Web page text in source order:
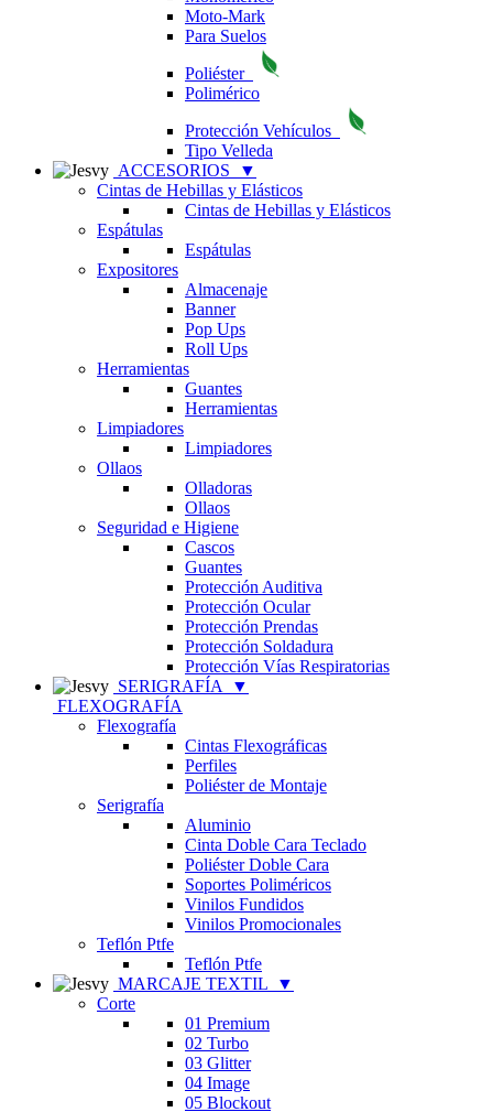
Moto-Mark
Para Suelos
Poliéster
Polimérico
Protección Vehículos
Tipo Velleda
ACCESORIOS
▼
Cintas de Hebillas y Elásticos
Cintas de Hebillas y Elásticos
Espátulas
Espátulas
Expositores
Almacenaje
Banner
Pop Ups
Roll Ups
Herramientas
Guantes
Herramientas
Limpiadores
Limpiadores
Ollaos
Olladoras
Ollaos
Seguridad e Higiene
Cascos
Guantes
Protección Auditiva
Protección Ocular
Protección Prendas
Protección Soldadura
Protección Vías Respiratorias
SERIGRAFÍA
▼
FLEXOGRAFÍA
Flexografía
Cintas Flexográficas
Perfiles
Poliéster de Montaje
Serigrafía
Aluminio
Cinta Doble Cara Teclado
Poliéster Doble Cara
Soportes Poliméricos
Vinilos Fundidos
Vinilos Promocionales
Teflón Ptfe
Teflón Ptfe
MARCAJE TEXTIL
▼
Corte
01 Premium
02 Turbo
03 Glitter
04 Image
05 Blockout